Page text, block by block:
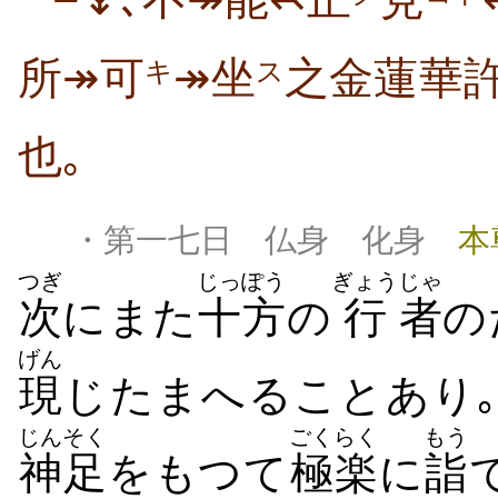
所↠可キ ↠坐 ス 之金蓮華
也｡
・第一七日 仏身 化身 本
次
つぎ
にまた十方
じっぽう
の 行
ぎょう
者
じゃ
現
げん
じたまへることあり
神足
じんそく
をもつて極楽
ごくらく
に詣
もう